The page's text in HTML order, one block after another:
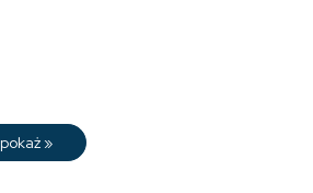
pokaż »